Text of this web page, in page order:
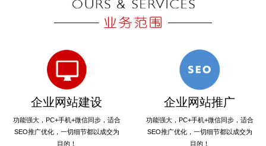
企业网站建设
功能强大，PC+手机+微信同步，适合
SEO推广优化，一切细节都以成交为
目的！
企业网站推广
功能强大，PC+手机+微信同步，适合
SEO推广优化，一切细节都以成交为
目的！